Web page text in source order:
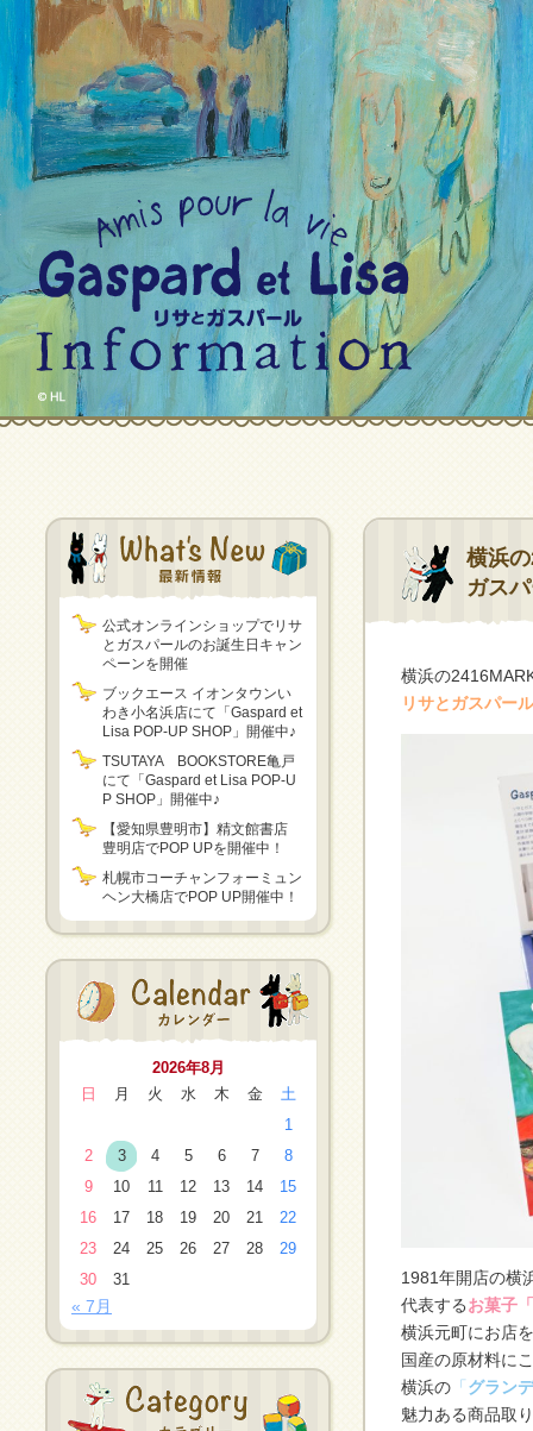
公式オンラインショップでリサ
とガスパールのお誕生日キャン
ペーンを開催
ブックエース イオンタウンい
わき小名浜店にて「Gaspard et
Lisa POP-UP SHOP」開催中♪
TSUTAYA BOOKSTORE亀戸
にて「Gaspard et Lisa POP-U
P SHOP」開催中♪
【愛知県豊明市】精文館書店
豊明店でPOP UPを開催中！
札幌市コーチャンフォーミュン
ヘン大橋店でPOP UP開催中！
2026年8月
日
月 火 水 木 金
土
1
2
3 4 5 6 7
8
9
10 11 12 13 14
15
16
17 18 19 20 21
22
23
24 25 26 27 28
29
30
31
« 7月
横浜
ガス
横浜の
リサとガスパー
1981年開店の横
代表するお菓子
横浜元町にお店
国産の原材料に
横浜の 「 グラン
魅力ある商品取